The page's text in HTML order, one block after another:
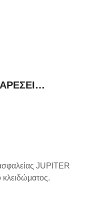
JUPITER
κλειδώματος.